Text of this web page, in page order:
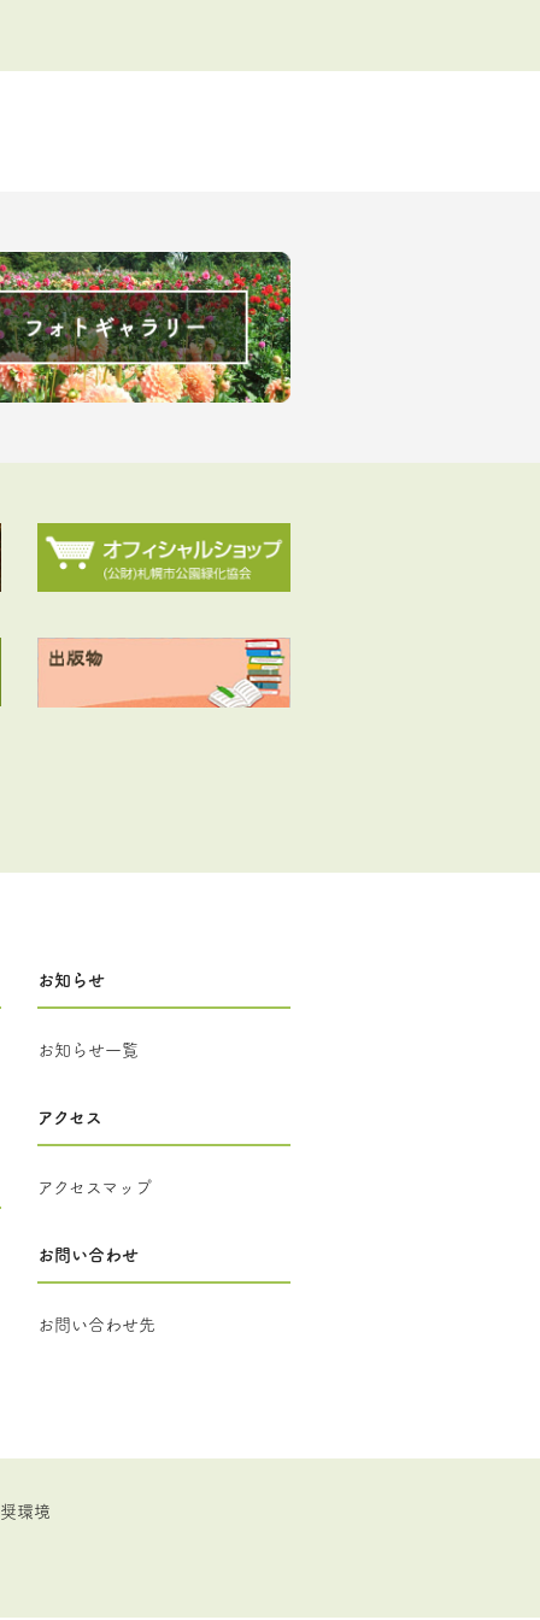
お知らせ
お知らせ一覧
アクセス
アクセスマップ
お問い合わせ
お問い合わせ先
環境